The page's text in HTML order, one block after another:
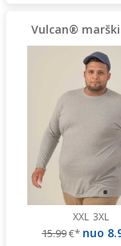
Vulcan®
XXL 3XL
15.99€* nuo